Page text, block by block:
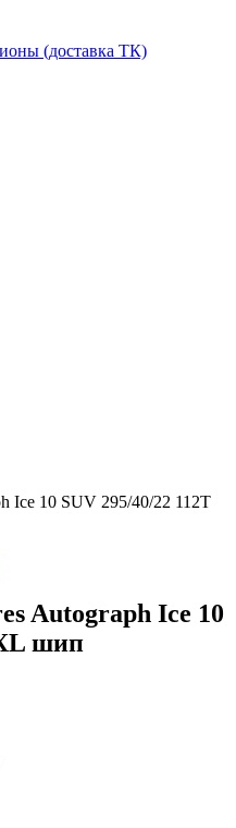
(доставка ТК)
Ice 10 SUV 295/40/22 112T
Autograph Ice 10
шип